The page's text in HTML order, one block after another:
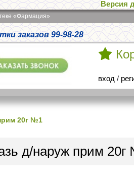
Версия
«Фармация»
заказов 99-98-28
вход /
20г №1
д/наруж прим